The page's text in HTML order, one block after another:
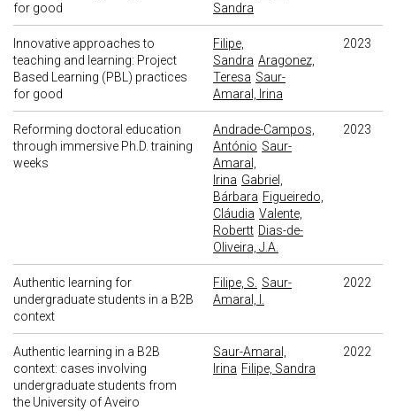
for good
Sandra
Innovative approaches to
teaching and learning: Project
Based Learning (PBL) practices
for good
Filipe,
Sandra Aragonez,
Teresa Saur-
Amaral, Irina
2023
Reforming doctoral education
through immersive Ph.D. training
weeks
Andrade-Campos,
António Saur-
Amaral,
Irina Gabriel,
Bárbara Figueiredo,
Cláudia Valente,
Robertt Dias-de-
Oliveira, J.A.
2023
Authentic learning for
undergraduate students in a B2B
context
Filipe, S.
Saur-
Amaral, I.
2022
Authentic learning in a B2B
context: cases involving
undergraduate students from
the University of Aveiro
Saur-Amaral,
Irina Filipe, Sandra
2022